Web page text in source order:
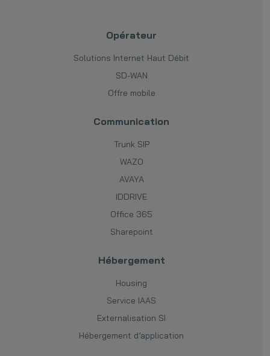
Opérateur
Solutions Internet Haut Débit
SD-WAN
Offre mobile
Communication
Trunk SIP
WAZO
AVAYA
IDDRIVE
Office 365
Sharepoint
Hébergement
Housing
Service IAAS
Externalisation SI
Hébergement d’application